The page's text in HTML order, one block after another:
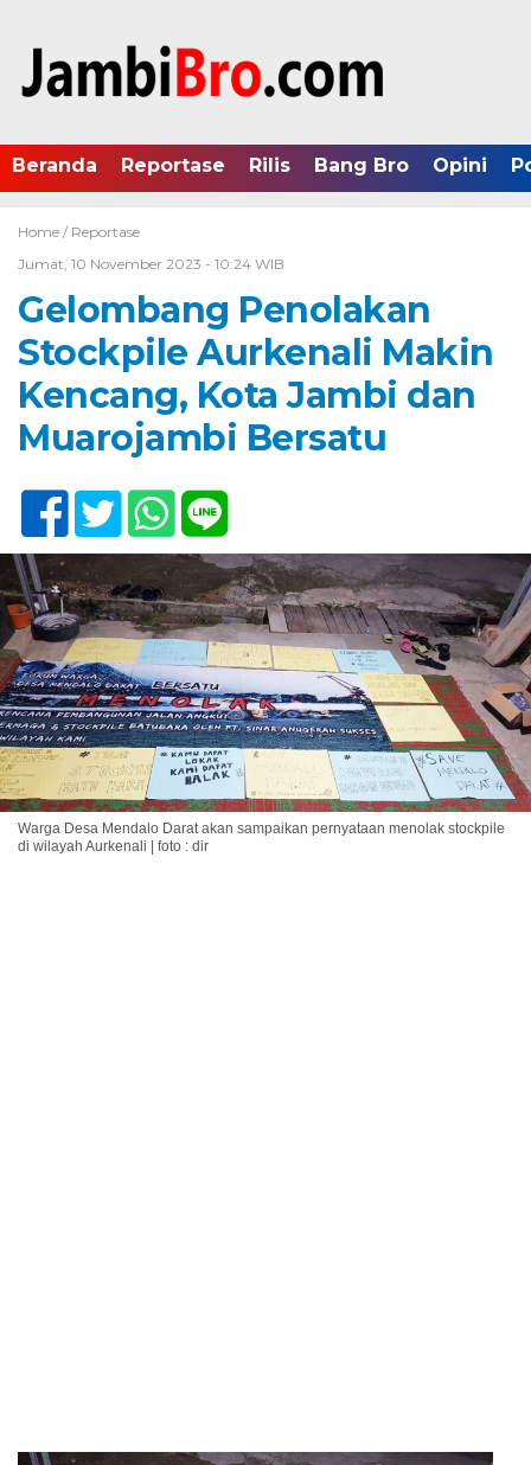
Beranda Reportase Rilis Bang Bro Opini
Home / Reportase
Jumat, 10 November 2023 - 10:24 WIB
Gelombang Penolakan
Stockpile Aurkenali Makin
Kencang, Kota Jambi dan
Muarojambi Bersatu
Warga Desa Mendalo Darat akan sampaikan pernyataan menolak stockpile
di wilayah Aurkenali | foto : dir